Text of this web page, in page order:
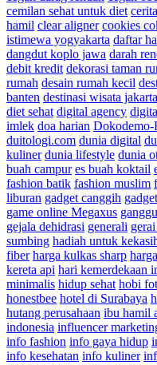
cemilan sehat untuk diet
hamil clear aligner cookies
istimewa yogyakarta daftar
dangdut koplo jawa darah
debit kredit dekorasi taman
rumah desain rumah kecil
banten destinasi wisata jakarta
diet sehat digital agency
imlek doa harian Dokodemo-
duitologi.com dunia digital
kuliner dunia lifestyle dunia
buah campur es buah koktail
fashion batik fashion muslim
liburan gadget canggih
game online Megaxus
gejala dehidrasi generali
sumbing hadiah untuk
fiber harga kulkas sharp
kereta api hari kemerdekaan
minimalis hidup sehat hobi
honestbee hotel di Surabaya
hutang perusahaan ibu hamil
indonesia influencer
info fashion info gaya hidup
info kesehatan info kuliner